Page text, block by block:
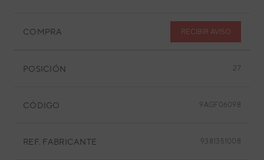
COMPRA RECIBIR AVISO
POSICIÓN 27
CÓDIGO 9AGF06098
REF. FABRICANTE 9381351008